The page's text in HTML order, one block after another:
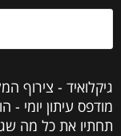
גיקלואיד - צירוף
מודפס עיתון יומי
תחתיו את כל מה